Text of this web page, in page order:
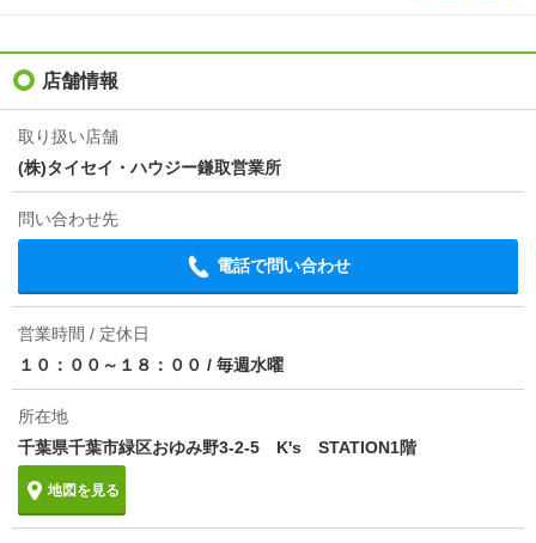
物件備考
現地でのお待ち合わせ可能です♪物件の最寄り駅での
店舗情報
取り扱い店舗
(株)タイセイ・ハウジー鎌取営業所
問い合わせ先
電話で問い合わせ
営業時間 / 定休日
１０：００～１８：００ / 毎週水曜
所在地
千葉県千葉市緑区おゆみ野3-2-5 K's STATION1階
地図を見る